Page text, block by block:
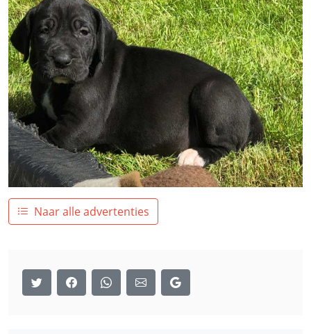
Naar alle advertenties